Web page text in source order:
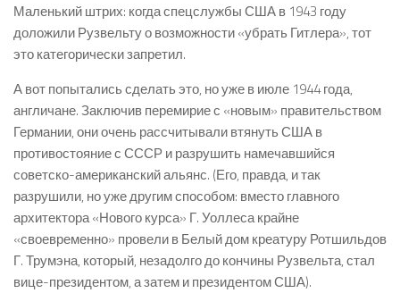
Маленький штрих: когда спецслужбы США в 1943 году
доложили Рузвельту о возможности «убрать Гитлера», тот
это категорически запретил.
А вот попытались сделать это, но уже в июле 1944 года,
англичане. Заключив перемирие с «новым» правительством
Германии, они очень рассчитывали втянуть США в
противостояние с СССР и разрушить намечавшийся
советско-американский альянс. (Его, правда, и так
разрушили, но уже другим способом: вместо главного
архитектора «Нового курса» Г. Уоллеса крайне
«своевременно» провели в Белый дом креатуру Ротшильдов
Г. Трумэна, который, незадолго до кончины Рузвельта, стал
вице-президентом, а затем и президентом США).